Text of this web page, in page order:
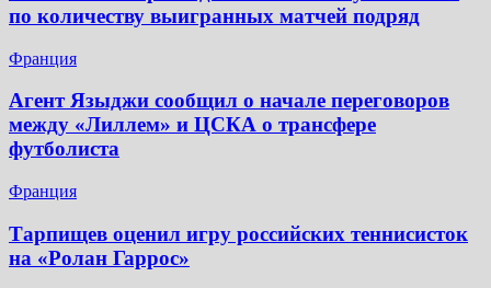
по количеству выигранных матчей подряд
Франция
Агент Языджи сообщил о начале переговоров
между «Лиллем» и ЦСКА о трансфере
футболиста
Франция
Тарпищев оценил игру российских теннисисток
на «Ролан Гаррос»